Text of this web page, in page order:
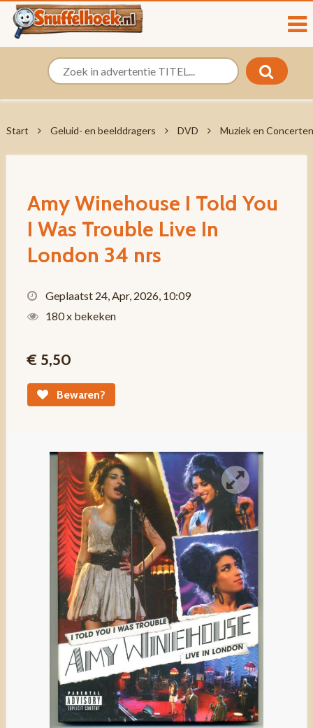
Start Geluid- en beelddragers DVD Muziek en Concerten
Amy Winehouse I Told You
I Was Trouble Live In
London 34 nrs
Geplaatst 24, Apr, 2026, 10:09
180 x bekeken
€ 5,50
Bewaren?